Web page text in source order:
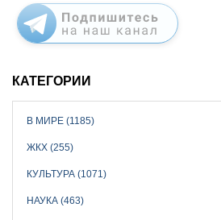
КАТЕГОРИИ
В МИРЕ (1185)
ЖКХ (255)
КУЛЬТУРА (1071)
НАУКА (463)